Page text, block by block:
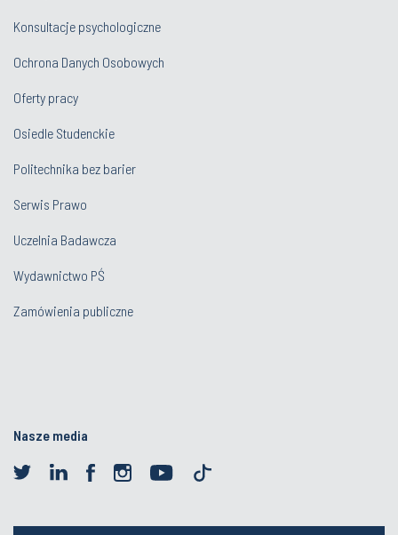
Konsultacje psychologiczne
Ochrona Danych Osobowych
Oferty pracy
Osiedle Studenckie
Politechnika bez barier
Serwis Prawo
Uczelnia Badawcza
Wydawnictwo PŚ
Zamówienia publiczne
Nasze media